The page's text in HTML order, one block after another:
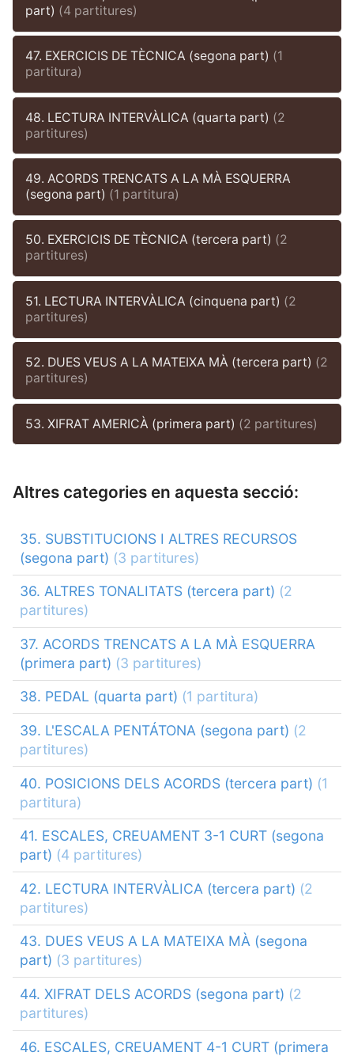
part) (4 partitures)
47. EXERCICIS DE TÈCNICA (segona part) (1
partitura)
48. LECTURA INTERVÀLICA (quarta part) (2
partitures)
49. ACORDS TRENCATS A LA MÀ ESQUERRA
(segona part) (1 partitura)
50. EXERCICIS DE TÈCNICA (tercera part) (2
partitures)
51. LECTURA INTERVÀLICA (cinquena part) (2
partitures)
52. DUES VEUS A LA MATEIXA MÀ (tercera part) (2
partitures)
53. XIFRAT AMERICÀ (primera part) (2 partitures)
Altres categories en aquesta secció:
35. SUBSTITUCIONS I ALTRES RECURSOS
(segona part) (3 partitures)
36. ALTRES TONALITATS (tercera part) (2
partitures)
37. ACORDS TRENCATS A LA MÀ ESQUERRA
(primera part) (3 partitures)
38. PEDAL (quarta part) (1 partitura)
39. L'ESCALA PENTÁTONA (segona part) (2
partitures)
40. POSICIONS DELS ACORDS (tercera part) (1
partitura)
41. ESCALES, CREUAMENT 3-1 CURT (segona
part) (4 partitures)
42. LECTURA INTERVÀLICA (tercera part) (2
partitures)
43. DUES VEUS A LA MATEIXA MÀ (segona
part) (3 partitures)
44. XIFRAT DELS ACORDS (segona part) (2
partitures)
46. ESCALES, CREUAMENT 4-1 CURT (primera